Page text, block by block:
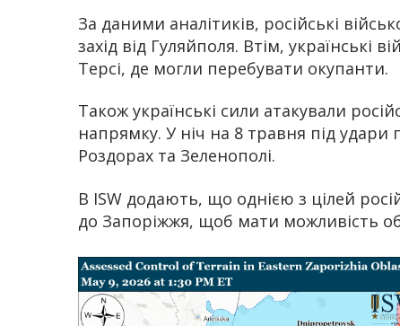
За даними аналітиків, російські
захід від Гуляйполя. Втім, українські
Терсі, де могли перебувати окупанти.
Також українські сили атакували
напрямку. У ніч на 8 травня під удари
Роздорах та Зеленополі.
В ISW додають, що однією з цілей
до Запоріжжя, щоб мати можливість